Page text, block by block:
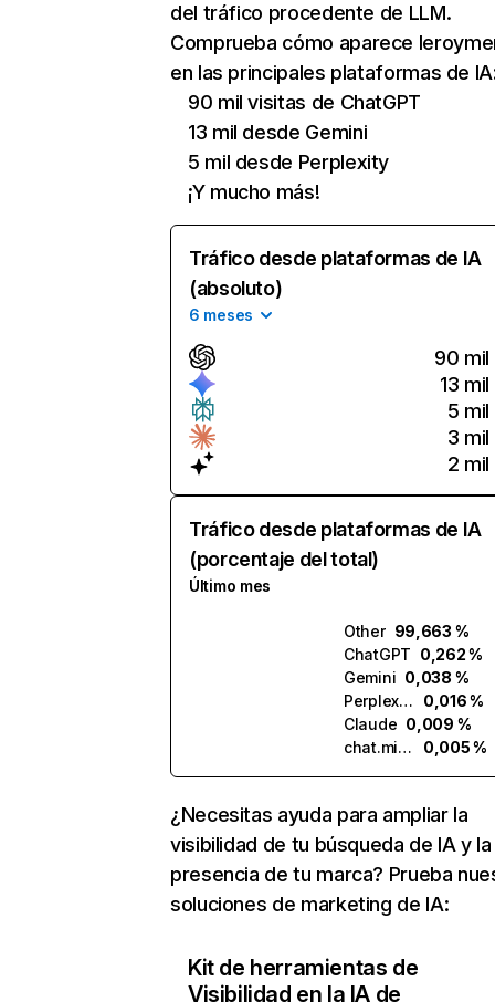
del tráfico procedente de LLM.
Comprueba cómo aparece
en las principales plataformas de
90 mil visitas de ChatGPT
13 mil desde Gemini
5 mil desde Perplexity
¡Y mucho más!
Tráfico desde plataformas de IA
(absoluto)
6 meses
90 mil
13 mil
5 mil
3 mil
2 mil
Tráfico desde plataformas de IA
(porcentaje del total)
Último mes
Other 99,663 %
ChatGPT 0,262 %
Gemini 0,038 %
Perplexity
0,016 %
Claude 0,009 %
chat.mistral.ai
0,005 %
¿Necesitas ayuda para ampliar la
visibilidad de tu búsqueda de IA y la
presencia de tu marca? Prueba
soluciones de marketing de IA:
Kit de herramientas de
Visibilidad en la IA de